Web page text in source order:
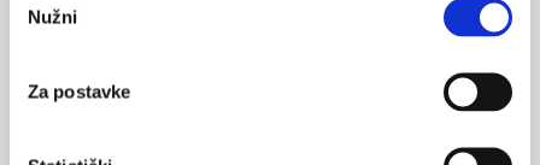
pristanka
Nužni
Za postavke
Ministarstvo zdravstva: Registracija zdravstvenog